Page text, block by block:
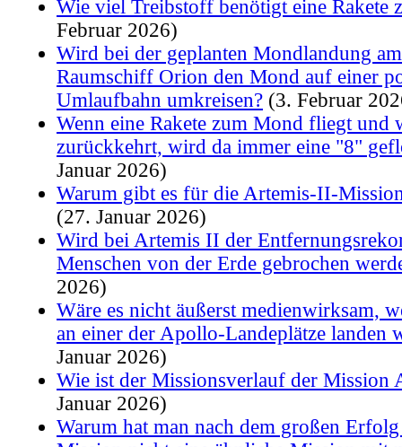
Wie viel Treibstoff benötigt eine Rakete
Februar 2026)
Wird bei der geplanten Mondlandung
Raumschiff Orion den Mond auf einer
Umlaufbahn umkreisen? (3. Februar
Wenn eine Rakete zum Mond fliegt und
zurückkehrt, wird da immer eine "8"
Januar 2026)
Warum gibt es für die Artemis-II-
(27. Januar 2026)
Wird bei Artemis II der
Menschen von der Erde gebrochen
2026)
Wäre es nicht äußerst medienwirksam,
an einer der Apollo-Landeplätze landen
Januar 2026)
Wie ist der Missionsverlauf der Mission
Januar 2026)
Warum hat man nach dem großen